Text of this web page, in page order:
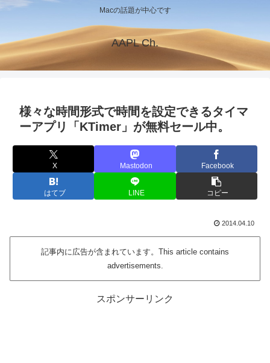
Macの話題が中心です
AAPL Ch.
様々な時間形式で時間を設定できるタイマ
ーアプリ「KTimer」が無料セール中。
X Mastodon Facebook
はてブ LINE コピー
2014.04.10
記事内に広告が含まれています。This article contains
advertisements.
スポンサーリンク